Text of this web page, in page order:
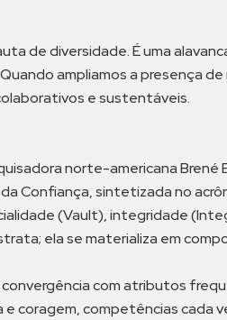
de diversidade. É uma
ampliamos a presença
e sustentáveis.
norte-americana
Confiança, sintetizada no
(Vault), integridade
ela se materializa em
com atributos
e coragem, competências